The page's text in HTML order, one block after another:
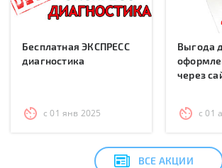
Бесплатная ЭКСПРЕСС
диагностика
с 01 янв 2025
Выгода
через
с 01
ВСЕ АКЦИИ